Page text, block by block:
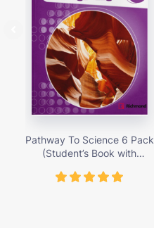
Pathway To Science 6 Pack
(Student’s Book with
419,000 vnđ